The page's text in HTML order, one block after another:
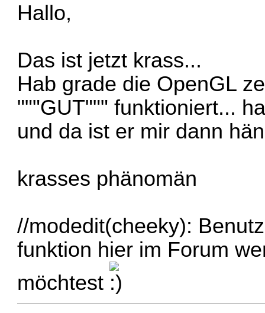
Hallo,
Das ist jetzt krass...
Hab grade die OpenGL
"""GUT""" funktioniert...
und da ist er mir dann
krasses phänomän
//modedit(cheeky):
funktion hier im Forum
möchtest